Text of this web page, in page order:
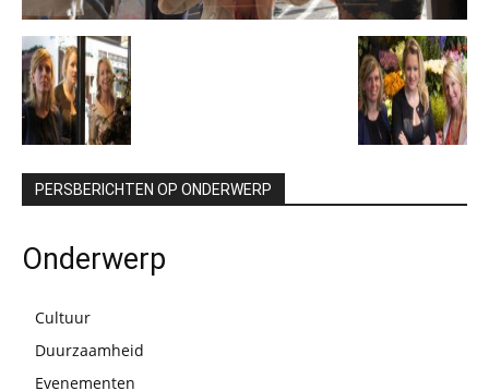
PERSBERICHTEN OP ONDERWERP
Onderwerp
Cultuur
Duurzaamheid
Evenementen